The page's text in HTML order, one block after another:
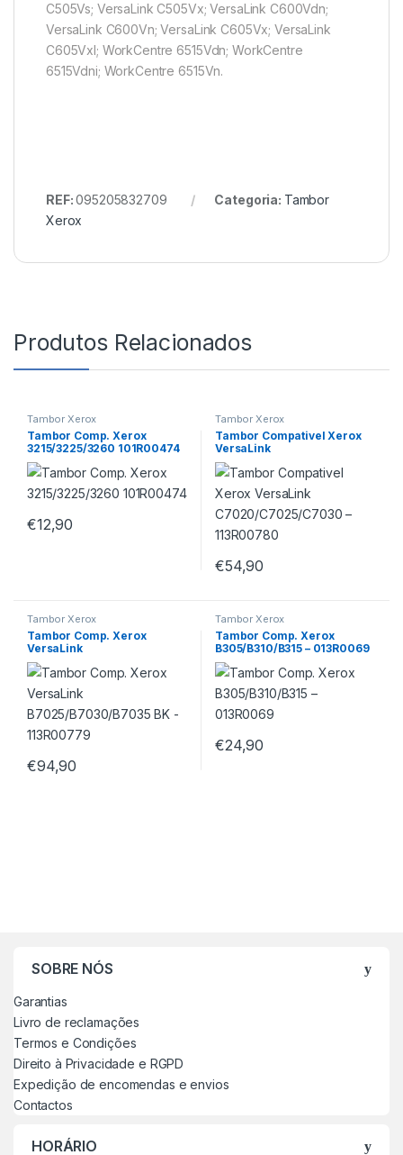
C505Vs; VersaLink C505Vx; VersaLink C600Vdn;
VersaLink C600Vn; VersaLink C605Vx; VersaLink
C605Vxl; WorkCentre 6515Vdn; WorkCentre
6515Vdni; WorkCentre 6515Vn.
REF:095205832709 Categoria: Tambor
Xerox
Produtos Relacionados
Tambor Xerox
Tambor Comp. Xerox
3215/3225/3260 101R00474
€12,90
Tambor Xerox
Tambor Compativel Xerox
VersaLink
C7020/C7025/C7030 –
113R00780
€54,90
Tambor Xerox
Tambor Comp. Xerox
VersaLink
B7025/B7030/B7035 BK –
113R00779
€94,90
Tambor Xerox
Tambor Comp. Xerox
B305/B310/B315 – 013R0069
€24,90
SOBRE NÓS
Garantias
Livro de reclamações
Termos e Condições
Direito à Privacidade e RGPD
Expedição de encomendas e envios
Contactos
HORÁRIO